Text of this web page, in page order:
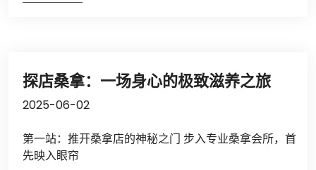
探店桑拿：一场身心的极致滋养之旅
2025-06-02
第一站：推开桑拿店的神秘之门 步入专业桑拿会所，首
先映入眼帘